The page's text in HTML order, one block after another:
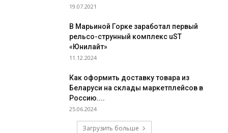
19.07.2021
В Марьиной Горке заработал первый
рельсо-струнный комплекс uST
«Юнилайт»
11.12.2024
Как оформить доставку товара из
Беларуси на склады маркетплейсов в
Россию....
25.06.2024
Загрузить больше